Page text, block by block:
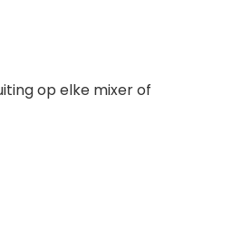
op elke mixer of